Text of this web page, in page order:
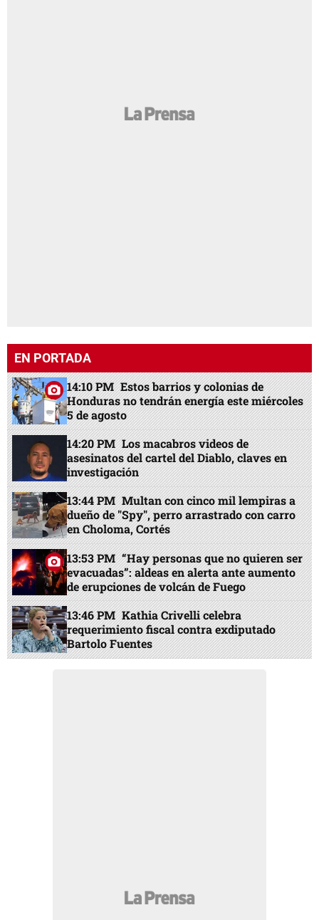
EN PORTADA
14:10 PM Estos barrios y colonias de
Honduras no tendrán energía este miércoles
5 de agosto
14:20 PM Los macabros videos de
asesinatos del cartel del Diablo, claves en
investigación
13:44 PM Multan con cinco mil lempiras a
dueño de "Spy", perro arrastrado con carro
en Choloma, Cortés
13:53 PM “Hay personas que no quieren ser
evacuadas”: aldeas en alerta ante aumento
de erupciones de volcán de Fuego
13:46 PM Kathia Crivelli celebra
requerimiento fiscal contra exdiputado
Bartolo Fuentes